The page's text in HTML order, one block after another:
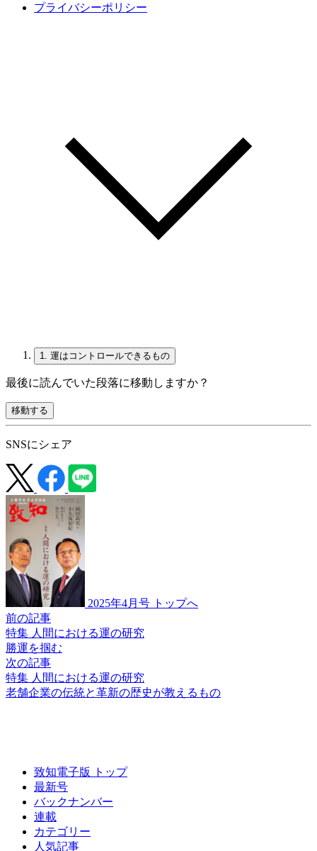
プライバシーポリシー
1. 運はコントロールできるもの
最後に読んでいた段落に移動しますか？
移動する
SNSにシェア
2025年4月号 トップへ
前の記事
特集 人間における運の研究
勝運を掴む
次の記事
特集 人間における運の研究
老舗企業の伝統と革新の歴史が教えるもの
致知電子版 トップ
最新号
バックナンバー
連載
カテゴリー
人気記事